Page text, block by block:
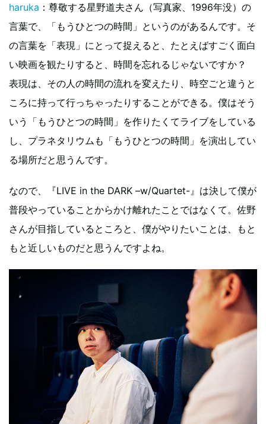
haruka ：尊敬する星野道夫さん（写真家、1996年没）の
言葉で、「もうひとつの時間」というのがあるんです。そ
の言葉を「表現」にとって捉えると、たとえばすごく面白
い映画を観たりすると、時間を忘れるじゃないですか？
表現は、その人の時間の流れを変えたり、時空ごと違うと
ころに持って行っちゃったりすることができる。僕はそう
いう「もうひとつの時間」を作りたくてライブをしている
し、プラネタリウムも「もうひとつの時間」を演出してい
る場所だと思うんです。
なので、『LIVE in the DARK –w/Quartet-』は決して僕が
普段やっていることからかけ離れたことではなくて。佐野
さんが目指しているところと、僕がやりたいことは、もと
もと近しいものだと思うんですよね。